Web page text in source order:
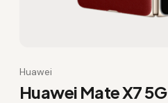
Huawei
Huawei Mate X7 5G